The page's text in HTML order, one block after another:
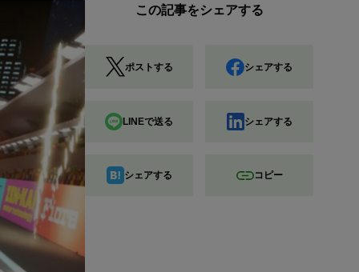
この記事をシェアする
ポストする シェアする
LINEで送る シェアする
シェアする コピー